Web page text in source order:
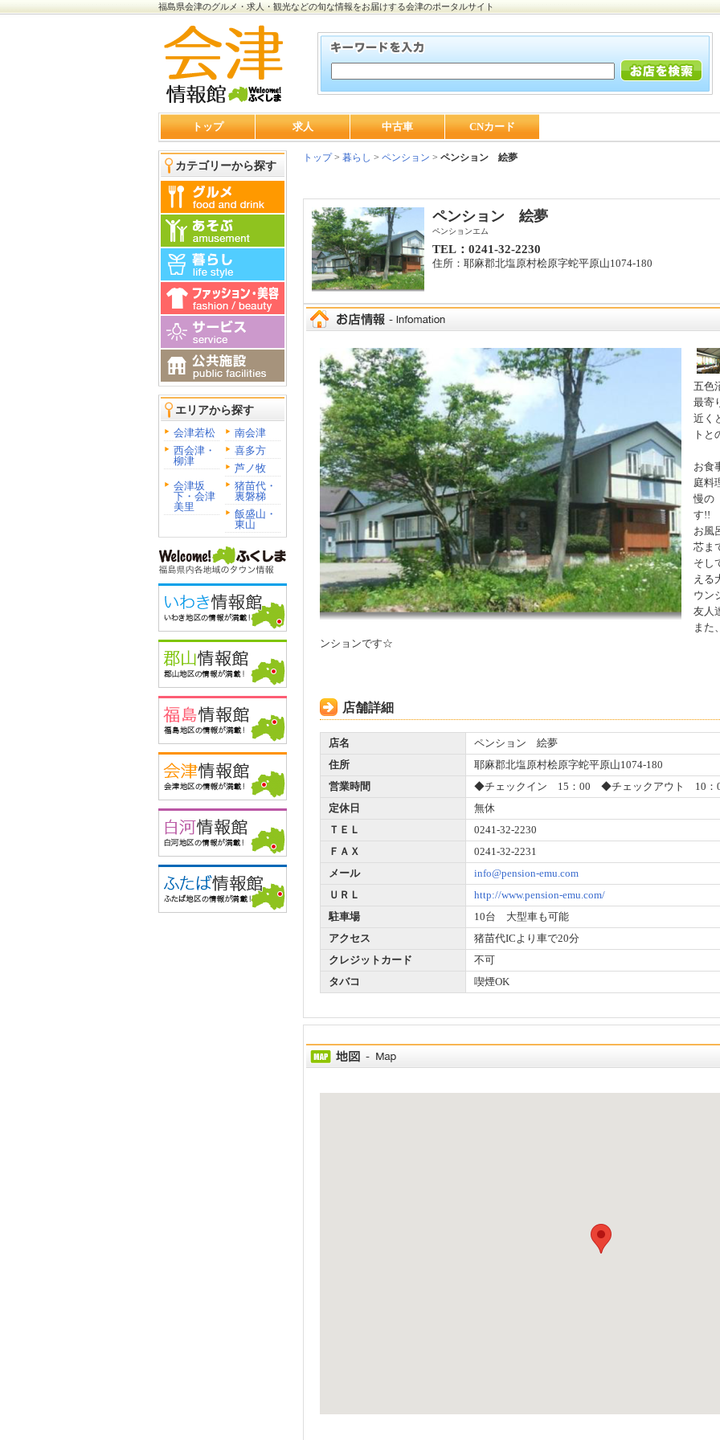
福島県会津のグルメ・求人・観光などの旬な情報をお届けする会津のポータルサイト
トップ 求人 中古車 CNカード
カテゴリーから探す
エリアから探す
会津若松
南会津
西会津・
柳津
喜多方
芦ノ牧
会津坂
下・会津
美里
猪苗代・
裏磐梯
飯盛山・
東山
トップ> 暮らし > ペンション > ペンション 絵夢
ペンション 絵夢
ペンションエム
TEL：0241‐32‐2230
住所：耶麻郡北塩原村桧原字蛇平原山1074‐180
五色
最寄
近く
トと
お食
庭料
慢の
す!!
お風
芯ま
そし
える
ウン
友人
また
ンションです☆
店舗詳細
店名
ペンション 絵夢
住所
耶麻郡北塩原村桧原字蛇平原山1074‐180
営業時間
◆チェックイン 15：00 ◆チェックアウト 10：
定休日
無休
ＴＥＬ
0241-32-2230
ＦＡＸ
0241-32-2231
メール
info@pension-emu.com
ＵＲＬ
http://www.pension-emu.com/
駐車場
10台 大型車も可能
アクセス
猪苗代ICより車で20分
クレジットカード
不可
タバコ
喫煙OK